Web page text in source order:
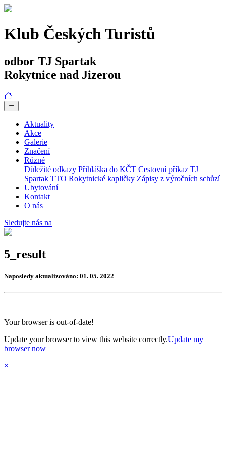
Klub Českých Turistů
odbor TJ Spartak
Rokytnice nad Jizerou
Aktuality
Akce
Galerie
Značení
Různé
Důležité odkazy Přihláška do KČT Cestovní příkaz TJ
Spartak TTO Rokytnické kapličky Zápisy z výročních schůzí
Ubytování
Kontakt
O nás
Sledujte nás na
5_result
Naposledy aktualizováno: 01. 05. 2022
Your browser is out-of-date!
Update your browser to view this website correctly.Update my
browser now
×